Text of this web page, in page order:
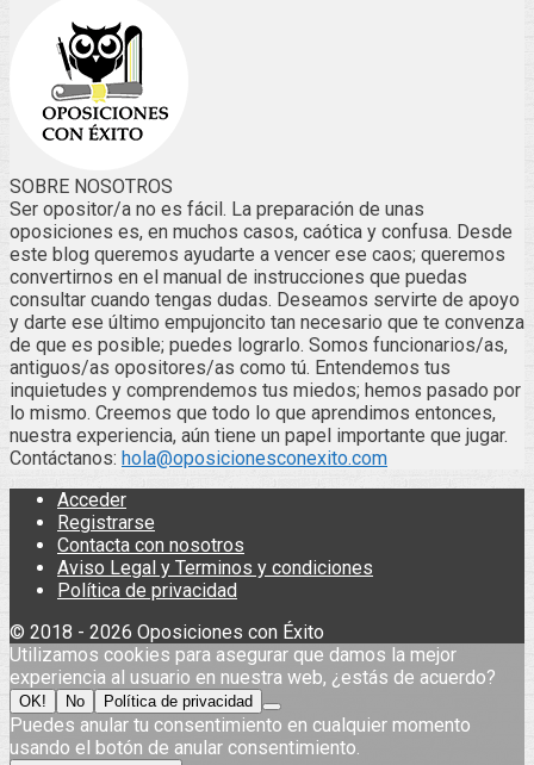
SOBRE NOSOTROS
Ser opositor/a no es fácil. La preparación de unas
oposiciones es, en muchos casos, caótica y confusa. Desde
este blog queremos ayudarte a vencer ese caos; queremos
convertirnos en el manual de instrucciones que puedas
consultar cuando tengas dudas. Deseamos servirte de apoyo
y darte ese último empujoncito tan necesario que te convenza
de que es posible; puedes lograrlo. Somos funcionarios/as,
antiguos/as opositores/as como tú. Entendemos tus
inquietudes y comprendemos tus miedos; hemos pasado por
lo mismo. Creemos que todo lo que aprendimos entonces,
nuestra experiencia, aún tiene un papel importante que jugar.
Contáctanos: hola@oposicionesconexito.com
Acceder
Registrarse
Contacta con nosotros
Aviso Legal y Terminos y condiciones
Política de privacidad
© 2018 - 2026 Oposiciones con Éxito
Utilizamos cookies para asegurar que damos la mejor
experiencia al usuario en nuestra web, ¿estás de acuerdo?
OK! No Política de privacidad
Puedes anular tu consentimiento en cualquier momento
usando el botón de anular consentimiento.